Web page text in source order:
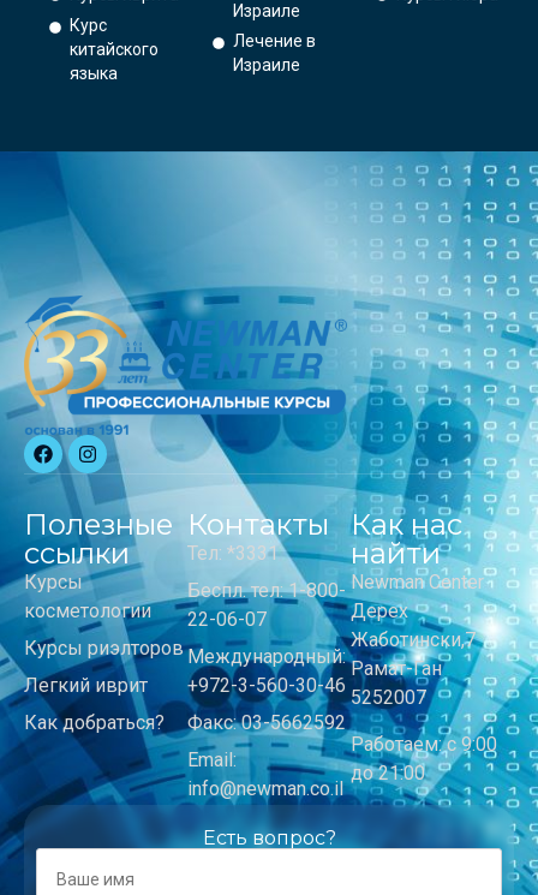
Курс
китайского
языка
Израиле
Лечение в
Израиле
Полезные
ссылки
Курсы
косметологии
Курсы риэлторов
Легкий иврит
Как добраться?
Контакты
Тел: *3331
Беспл. тел: 1-800-
22-06-07
Международный:
+972-3-560-30-46
Факс: 03-5662592
Email:
info@newman.co.il
Как нас
найти
Newman Center
Дерех
Жаботински,7
Рамат-Ган
5252007
Работаем: с 9:00
до 21:00
Есть вопрос?